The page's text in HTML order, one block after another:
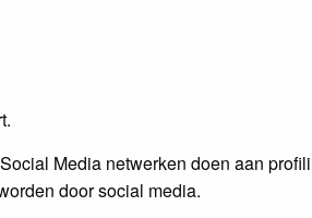
Media netwerken doen aan
door social media.